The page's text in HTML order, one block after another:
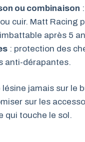
ou combinaison
cuir. Matt Racing
après 5
: protection des
anti-dérapantes.
lésine jamais sur le
sur les
qui touche le sol.